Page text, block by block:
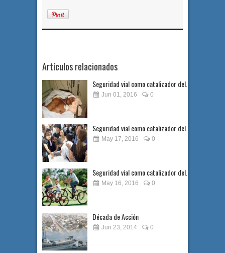
Artículos relacionados
Seguridad vial como catalizador del...
Jun 01, 2016 0
Seguridad vial como catalizador del...
May 17, 2016 0
Seguridad vial como catalizador del...
May 16, 2016 0
Década de Acción
Jun 23, 2014 0